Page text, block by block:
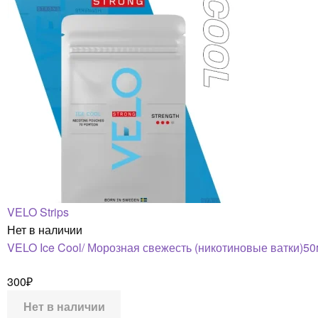
VELO Strips
Нет в наличии
VELO Ice Cool/ Морозная свежесть (никотиновые
300₽
Нет в наличии